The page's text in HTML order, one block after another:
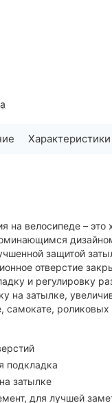
Характеристики
на велосипеде –
защитой
отверстие
и регулировку
на затылке,
самокате,
подкладка
затылке
для лучшей